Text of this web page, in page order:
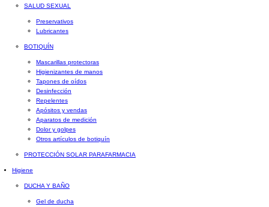
SALUD SEXUAL
Preservativos
Lubricantes
BOTIQUÍN
Mascarillas protectoras
Higienizantes de manos
Tapones de oídos
Desinfección
Repelentes
Apósitos y vendas
Aparatos de medición
Dolor y golpes
Otros artículos de botiquín
PROTECCIÓN SOLAR PARAFARMACIA
Higiene
DUCHA Y BAÑO
Gel de ducha